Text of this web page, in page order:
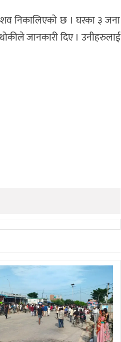
शव निकालिएको छ । घरका ३ जना
जानकारी दिए । उनीहरुलाई